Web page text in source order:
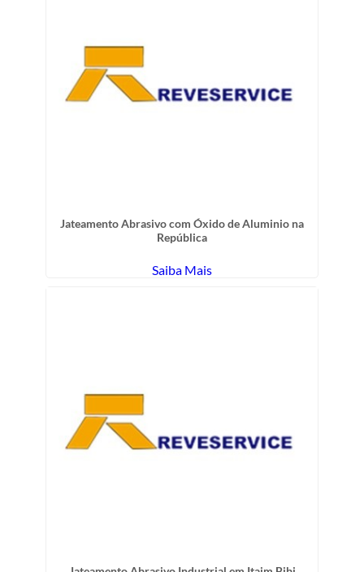
Jateamento Abrasivo com Óxido de Aluminio na
República
Saiba Mais